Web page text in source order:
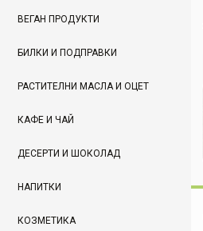
ВЕГАН ПРОДУКТИ
БИЛКИ И ПОДПРАВКИ
РАСТИТЕЛНИ МАСЛА И ОЦЕТ
КАФЕ И ЧАЙ
ДЕСЕРТИ И ШОКОЛАД
НАПИТКИ
КОЗМЕТИКА